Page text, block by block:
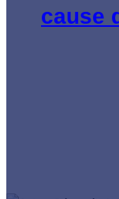
cause